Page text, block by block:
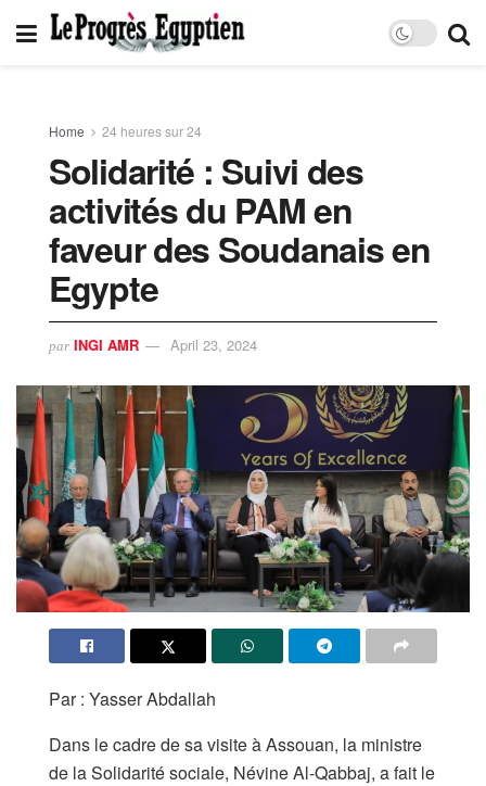
Home 24 heures sur 24
Solidarité : Suivi des
activités du PAM en
faveur des Soudanais en
Egypte
par INGI AMR April 23, 2024
Par : Yasser Abdallah
Dans le cadre de sa visite à Assouan, la ministre
de la Solidarité sociale, Névine Al-Qabbaj, a fait le